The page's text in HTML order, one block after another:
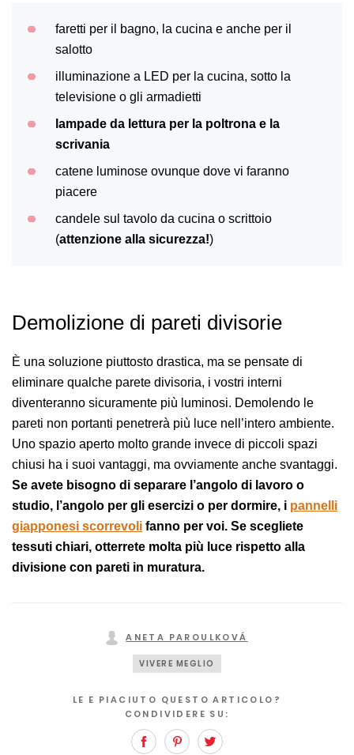
faretti per il bagno, la cucina e anche per il
salotto
illuminazione a LED per la cucina, sotto la
televisione o gli armadietti
lampade da lettura per la poltrona e la
scrivania
catene luminose ovunque dove vi faranno
piacere
candele sul tavolo da cucina o scrittoio
(attenzione alla sicurezza!)
Demolizione di pareti divisorie
È una soluzione piuttosto drastica, ma se pensate di
eliminare qualche parete divisoria, i vostri interni
diventeranno sicuramente più luminosi. Demolendo le
pareti non portanti penetrerà più luce nell’intero ambiente.
Uno spazio aperto molto grande invece di piccoli spazi
chiusi ha i suoi vantaggi, ma ovviamente anche svantaggi.
Se avete bisogno di separare l’angolo di lavoro o
studio, l’angolo per gli esercizi o per dormire, i pannelli
giapponesi scorrevoli fanno per voi. Se scegliete
tessuti chiari, otterrete molta più luce rispetto alla
divisione con pareti in muratura.
ANETA PAROULKOVÁ
VIVERE MEGLIO
LE E PIACIUTO QUESTO ARTICOLO?
CONDIVIDERE SU:
FacebookPinterest